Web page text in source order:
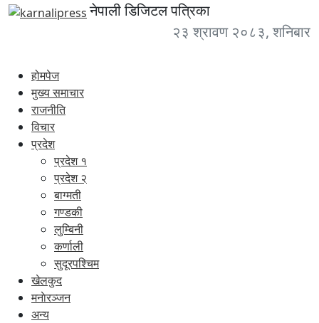
Skip
karnalipress
नेपाली डिजिटल पत्रिका
२३ श्रावण २०८३, शनिबार
होमपेज
मुख्य समाचार
राजनीति
विचार
प्रदेश
प्रदेश १
प्रदेश २
बाग्मती
गण्डकी
लुम्बिनी
कर्णाली
सुदूरपश्चिम
खेलकुद
मनाेरञ्जन
अन्य